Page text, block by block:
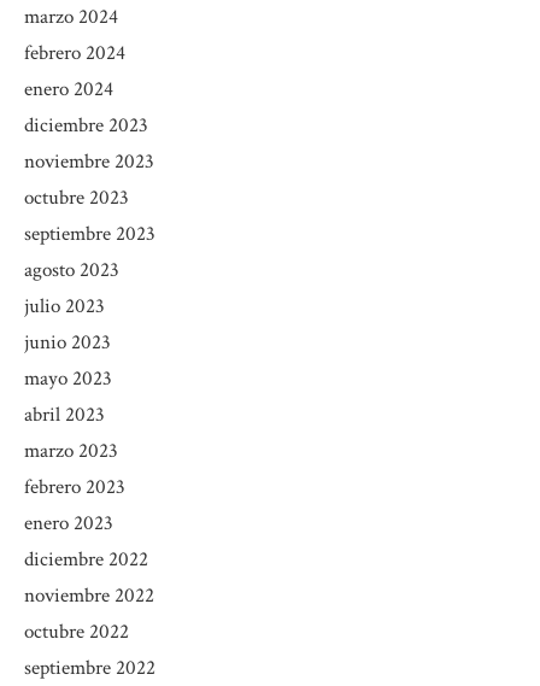
marzo 2024
febrero 2024
enero 2024
diciembre 2023
noviembre 2023
octubre 2023
septiembre 2023
agosto 2023
julio 2023
junio 2023
mayo 2023
abril 2023
marzo 2023
febrero 2023
enero 2023
diciembre 2022
noviembre 2022
octubre 2022
septiembre 2022